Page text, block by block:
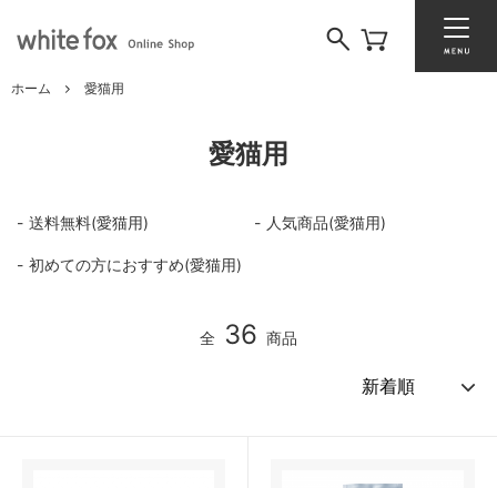
ホーム 愛猫用
愛猫用
送料無料(愛猫用) 人気商品(愛猫用)
初めての方におすすめ(愛猫用)
全 36 商品